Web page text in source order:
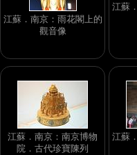
江蘇．南京：雨花閣上的
觀音像
江蘇
江蘇．南京：南京博物
院．古代珍寶陳列
江蘇